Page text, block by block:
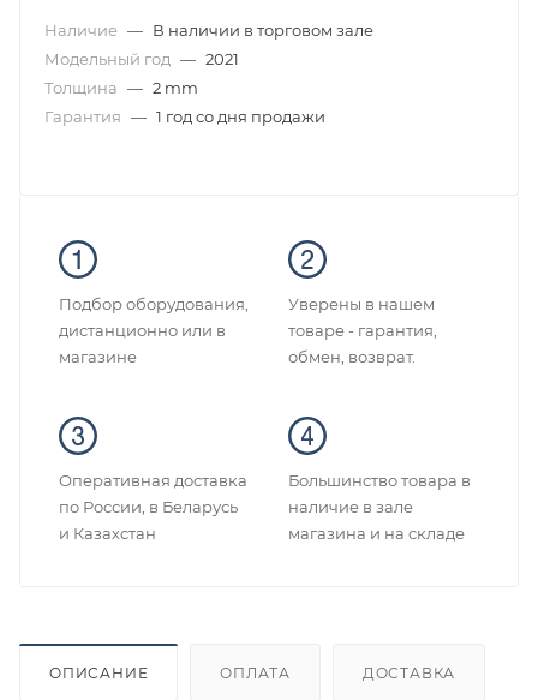
Наличие — В наличии в торговом зале
Модельный год — 2021
Толщина — 2 mm
Гарантия — 1 год со дня продажи
Подбор оборудования,
дистанционно или в
магазине
Уверены в нашем
товаре - гарантия,
обмен, возврат.
Оперативная доставка
по России, в Беларусь
и Казахстан
Большинство товара в
наличие в зале
магазина и на складе
ОПИСАНИЕ ОПЛАТА ДОСТАВКА